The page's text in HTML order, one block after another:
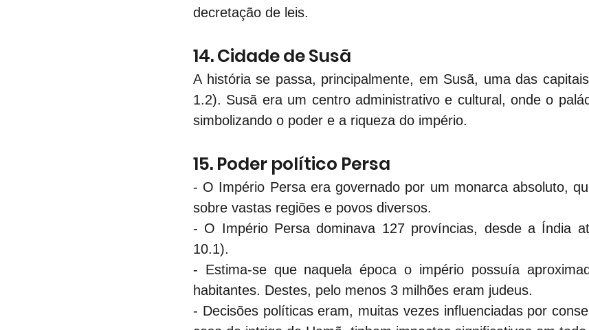
decretação de leis.
14. Cidade de Susã
A história se passa, principalmente, em Susã, uma das
1.2). Susã era um centro administrativo e cultural, onde o
simbolizando o poder e a riqueza do império.
15. Poder político Persa
- O Império Persa era governado por um monarca absoluto,
sobre vastas regiões e povos diversos.
- O Império Persa dominava 127 províncias, desde a Índia
10.1).
- Estima-se que naquela época o império possuía
habitantes. Destes, pelo menos 3 milhões eram judeus.
- Decisões políticas eram, muitas vezes influenciadas por